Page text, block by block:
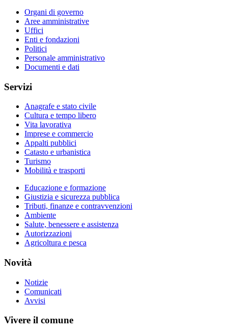
Organi di governo
Aree amministrative
Uffici
Enti e fondazioni
Politici
Personale amministrativo
Documenti e dati
Servizi
Anagrafe e stato civile
Cultura e tempo libero
Vita lavorativa
Imprese e commercio
Appalti pubblici
Catasto e urbanistica
Turismo
Mobilità e trasporti
Educazione e formazione
Giustizia e sicurezza pubblica
Tributi, finanze e contravvenzioni
Ambiente
Salute, benessere e assistenza
Autorizzazioni
Agricoltura e pesca
Novità
Notizie
Comunicati
Avvisi
Vivere il comune